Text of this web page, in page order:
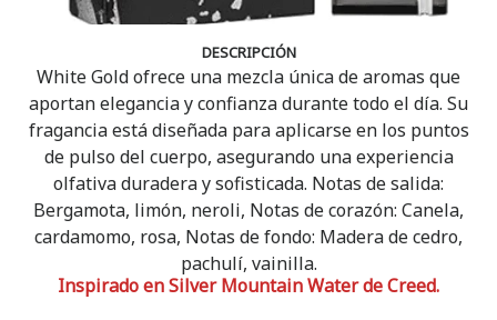
DESCRIPCIÓN
White Gold ofrece una mezcla única de aromas que
aportan elegancia y confianza durante todo el día. Su
fragancia está diseñada para aplicarse en los puntos
de pulso del cuerpo, asegurando una experiencia
olfativa duradera y sofisticada. Notas de salida:
Bergamota, limón, neroli, Notas de corazón: Canela,
cardamomo, rosa, Notas de fondo: Madera de cedro,
pachulí, vainilla.
Inspirado en Silver Mountain Water de Creed.